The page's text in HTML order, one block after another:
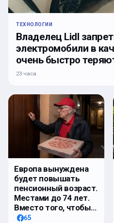
ТЕХНОЛОГИИ
Владелец Lidl
электромобили в
очень быстро
23 часа
Европа вынуждена
будет повышать
пенсионный возраст.
Местами до 74 лет.
Вместо того, чтобы…
65